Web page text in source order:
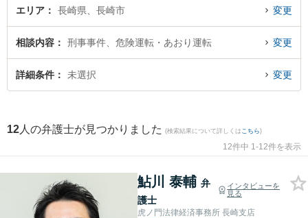
鮎川 泰輔弁護士や弁護士法人山本・坪井綜合法律事務所 長崎オフィスの寺町
間に発生した危険運転・あおり運転のトラブルを今すぐに弁護士に相談した
い』『危険運転・あおり運転のトラブル解決の実績豊富な近くの弁護士を検索
したい』『初回相談無料で危険運転・あおり運転を法律相談できる長崎市内の
エリア 長崎県、長崎市 変更
相談内容 刑事事件、危険運転・あおり運転 変更
詳細条件 未選択 変更
12 人の弁護士が見つかりました (検索結果について詳しくは こちら)
12件中 1-12件を表示
鮎川 泰輔 弁
護士
インタビューを
見る
虎ノ門法律経済事務所 長崎支店